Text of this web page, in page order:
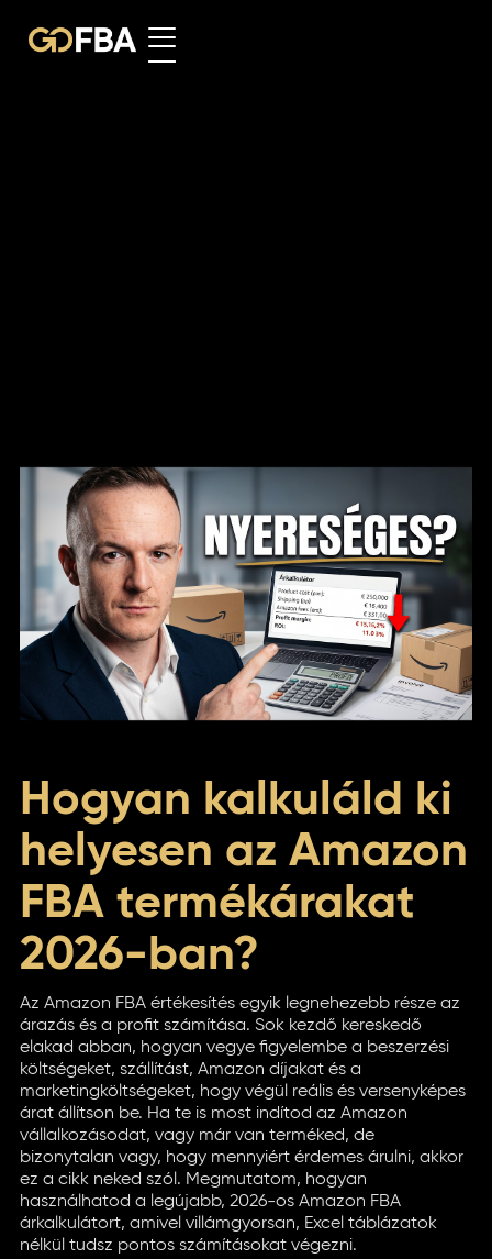
Hogyan kalkuláld ki
helyesen az Amazon
FBA termékárakat
2026-ban?
Az Amazon FBA értékesítés egyik legnehezebb része az
árazás és a profit számítása. Sok kezdő kereskedő
elakad abban, hogyan vegye figyelembe a beszerzési
költségeket, szállítást, Amazon díjakat és a
marketingköltségeket, hogy végül reális és versenyképes
árat állítson be. Ha te is most indítod az Amazon
vállalkozásodat, vagy már van terméked, de
bizonytalan vagy, hogy mennyiért érdemes árulni, akkor
ez a cikk neked szól. Megmutatom, hogyan
használhatod a legújabb, 2026-os Amazon FBA
árkalkulátort, amivel villámgyorsan, Excel táblázatok
nélkül tudsz pontos számításokat végezni.